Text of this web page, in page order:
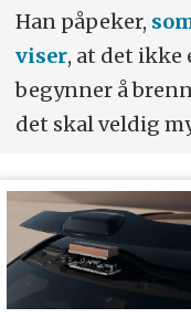
Han påpeker,
viser, at det ikke
begynner å
det skal veldig